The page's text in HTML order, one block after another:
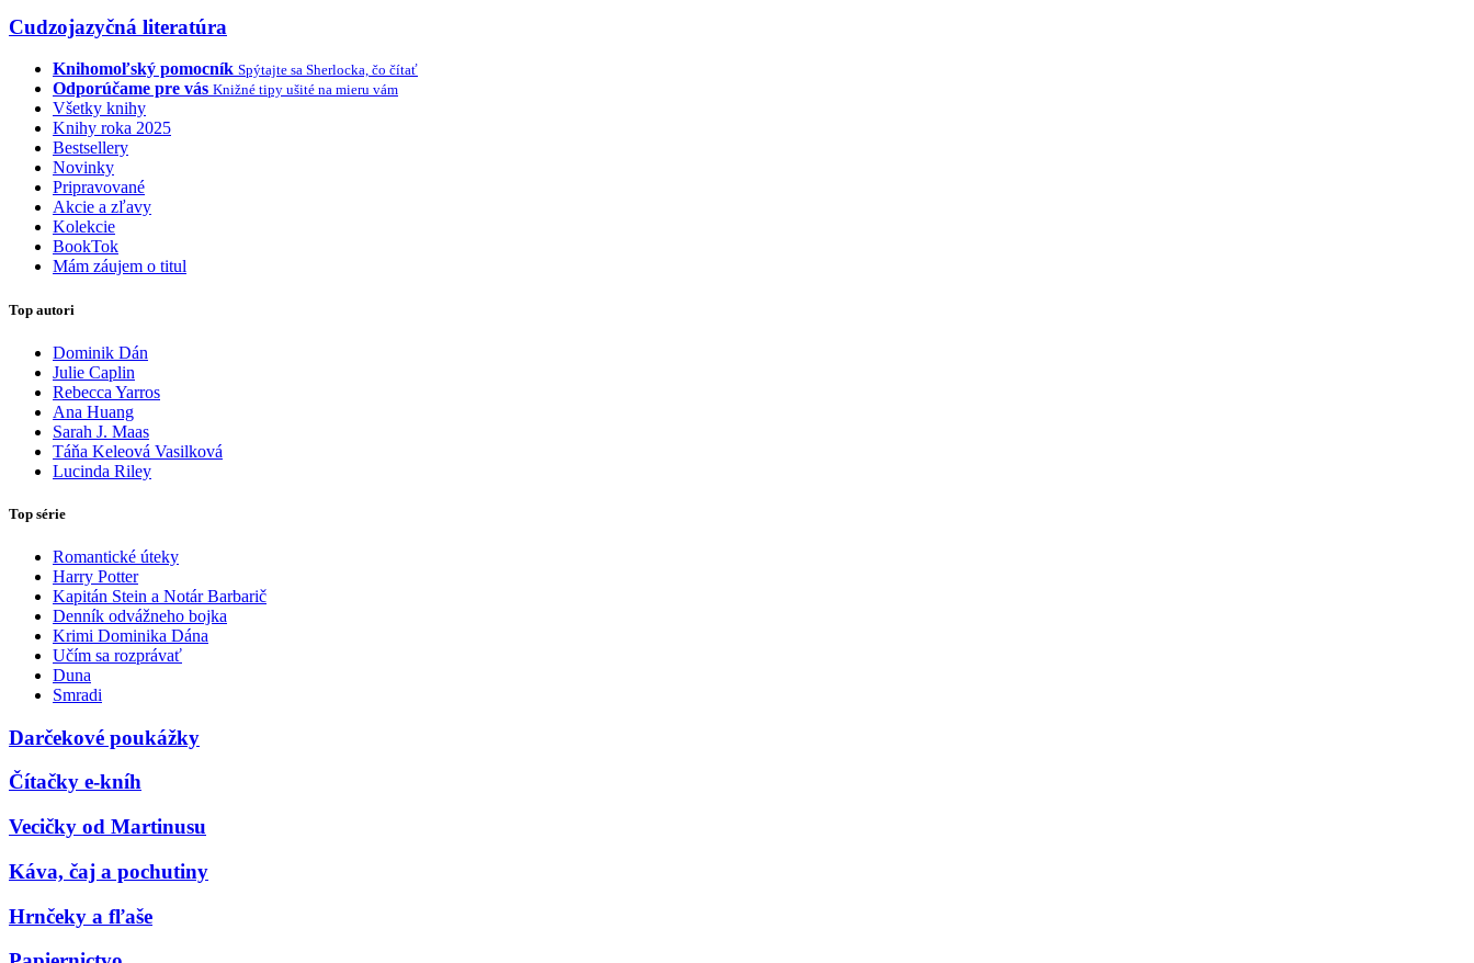
Cudzojazyčná literatúra
Knihomoľský pomocník Spýtajte sa Sherlocka, čo čítať
Odporúčame pre vás Knižné tipy ušité na mieru vám
Všetky knihy
Knihy roka 2025
Bestsellery
Novinky
Pripravované
Akcie a zľavy
Kolekcie
BookTok
Mám záujem o titul
Top autori
Dominik Dán
Julie Caplin
Rebecca Yarros
Ana Huang
Sarah J. Maas
Táňa Keleová Vasilková
Lucinda Riley
Top série
Romantické úteky
Harry Potter
Kapitán Stein a Notár Barbarič
Denník odvážneho bojka
Krimi Dominika Dána
Učím sa rozprávať
Duna
Smradi
Darčekové poukážky
Čítačky e-kníh
Vecičky od Martinusu
Káva, čaj a pochutiny
Hrnčeky a fľaše